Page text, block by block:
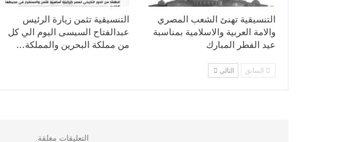
التنسيقية تثمن زيارة الرئيس
عبدالفتاح السيسى اليوم الي كل
من مملكة البحرين والمملكة…
التنسيقية تهنئ الشعب المصري
والامة العربية والاسلامية بمناسبة
عيد الفطر المبارك
السابق التالي
التعليقات مغلقة.